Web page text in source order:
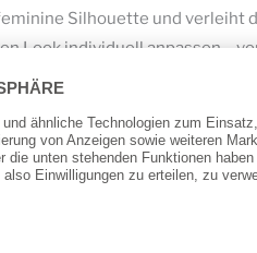
Silhouette und verleiht
Look individuell anpassen –
ein stilvoller Sommerlook
Looks